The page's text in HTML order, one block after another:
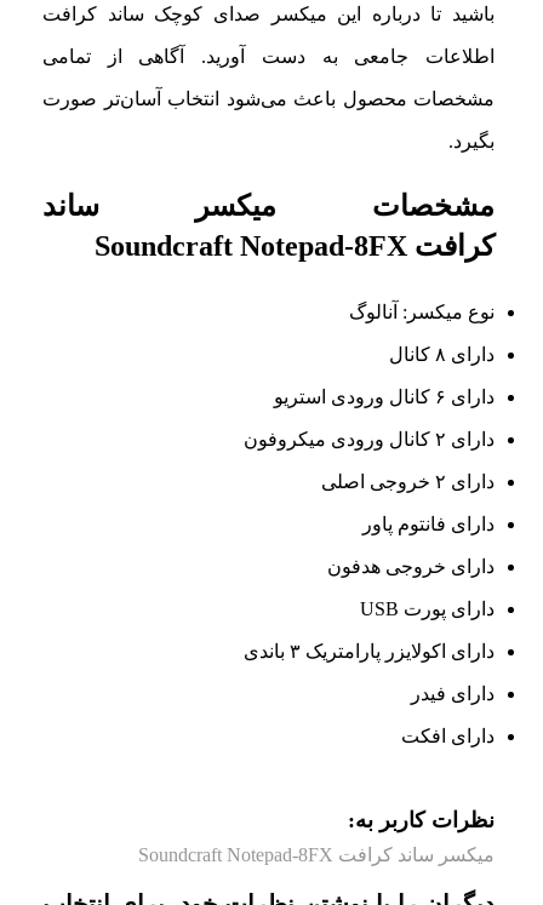
باشید تا درباره این میکسر صدای کوچک ساند کرافت
اطلاعات جامعی به دست آورید. آگاهی از تمامی
مشخصات محصول باعث می‌شود انتخاب آسان‌تر صورت
بگیرد.
مشخصات میکسر ساند
کرافت Soundcraft Notepad-8FX
نوع میکسر: آنالوگ
دارای ۸ کانال
دارای ۶ کانال ورودی استریو
دارای ۲ کانال ورودی میکروفون
دارای ۲ خروجی اصلی
دارای فانتوم پاور
دارای خروجی هدفون
دارای پورت USB
دارای اکولایزر پارامتریک ۳ باندی
دارای فیدر
دارای افکت‌
نظرات کاربر به:
میکسر ساند کرافت Soundcraft Notepad-8FX